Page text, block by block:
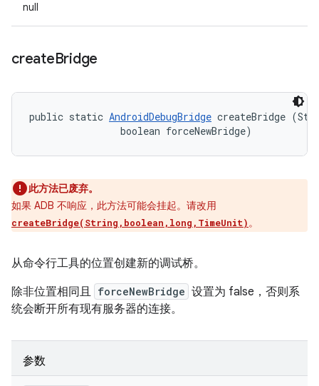
null
createBridge
public static AndroidDebugBridge createBridge
                boolean forceNewBridge)
此方法已废弃。
如果 ADB 不响应，此方法可能会挂起。请改用
createBridge(String,boolean,long,TimeUnit)。
从命令行工具的位置创建新的调试桥。
除非位置相同且 forceNewBridge 设置为 false，否则系
统会断开所有现有服务器的连接。
参数